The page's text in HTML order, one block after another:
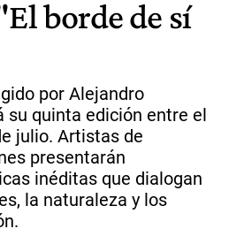
borde de sí
por Alejandro
su quinta edición entre el
julio. Artistas de
presentarán
inéditas que dialogan
la naturaleza y los